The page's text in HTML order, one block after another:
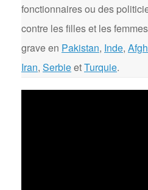
fonctionnaires ou des
contre les filles et les
grave en Pakistan, Inde,
Iran, SerbieetTurquie.